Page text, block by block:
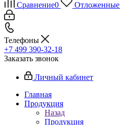
Сравнение0 Отложенные
Телефоны
+7 499 390-32-18
Заказать звонок
Личный кабинет
Главная
Продукция
Назад
Продукция